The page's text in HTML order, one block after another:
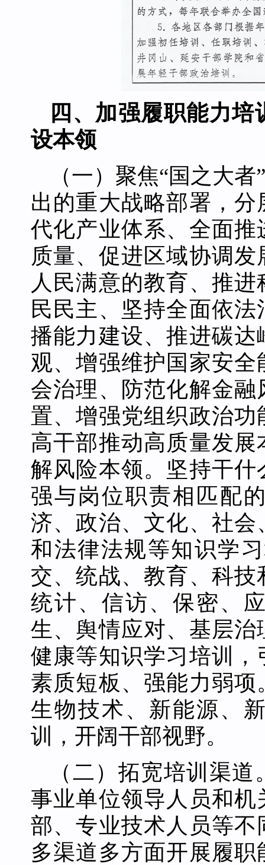
四、加强履职能力
设本领
（一）聚焦“国之大
出的重大战略部署，
代化产业体系、全面
质量、促进区域协调
人民满意的教育、推
民民主、坚持全面依
播能力建设、推进碳
观、增强维护国家安
会治理、防范化解金
置、增强党组织政治
高干部推动高质量发
解风险本领。坚持干
强与岗位职责相匹配
济、政治、文化、社
和法律法规等知识学
交、统战、教育、科
统计、信访、保密、
生、舆情应对、基层
健康等知识学习培训
素质短板、强能力弱
生物技术、新能源、
训，开阔干部视野。
（二）拓宽培训渠
事业单位领导人员和
部、专业技术人员等
多渠道多方面开展履